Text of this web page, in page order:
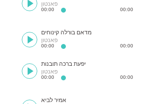
אמיר לביא
פאנטון
00:00 00:00
מדאם בורלה קינוחים
פאנטון
00:00 00:00
יפעת ברכה תובנות
פאנטון
00:00 00:00